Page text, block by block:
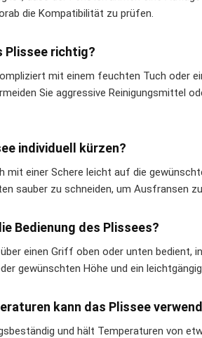
die Kompatibilität zu prüfen.
Plissee richtig?
mit einem feuchten Tuch oder
Sie aggressive Reinigungsmittel
individuell kürzen?
mit einer Schere leicht auf die
sauber zu schneiden, um Ausfransen
Bedienung des Plissees?
einen Griff oben oder unten
gewünschten Höhe und ein
kann das Plissee
und hält Temperaturen von